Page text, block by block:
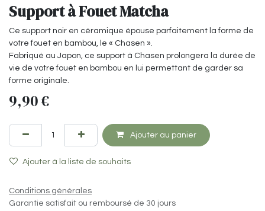
Support à Fouet Matcha
Ce support noir en céramique épouse parfaitement la forme de
votre fouet en bambou, le « Chasen ».
Fabriqué au Japon, ce support à Chasen prolongera la durée de
vie de votre fouet en bambou en lui permettant de garder sa
forme originale.
9,90€
Ajouter au panier
Ajouter à la liste de souhaits
Conditions générales
Garantie satisfait ou remboursé de 30 jours